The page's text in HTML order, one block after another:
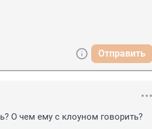
Отправить
О чем ему с клоуном говорить?